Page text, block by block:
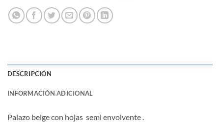
DESCRIPCIÓN
INFORMACIÓN ADICIONAL
Palazo beige con hojas semi envolvente .